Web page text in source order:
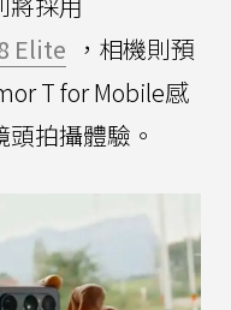
Elite ，相機則預
T for Mobile感
拍攝體驗。